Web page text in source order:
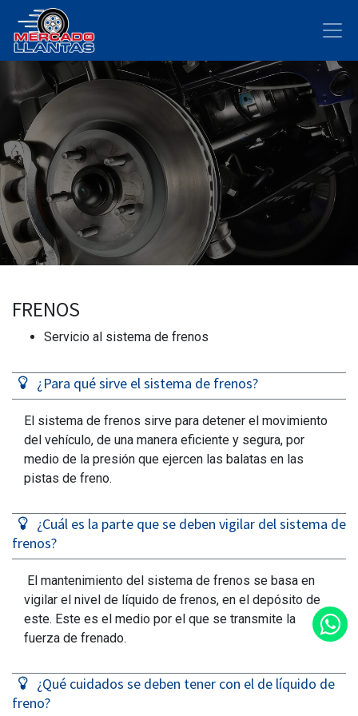
FRENOS
Servicio al sistema de frenos
¿Para qué sirve el sistema de frenos?
El sistema de frenos sirve para detener el movimiento
del vehículo, de una manera eficiente y segura, por
medio de la presión que ejercen las balatas en las
pistas de freno.
¿Cuál es la parte que se deben vigilar del sistema de
frenos?
El mantenimiento del sistema de frenos se basa en
vigilar el nivel de líquido de frenos, en el depósito de
este. Este es el medio por el que se transmite la
fuerza de frenado.
¿Qué cuidados se deben tener con el de líquido de
freno?